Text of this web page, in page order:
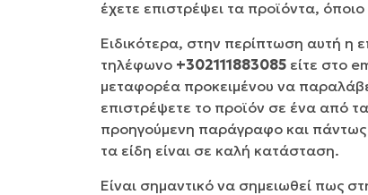
έχετε επιστρέψει τα προϊόντα,
Ειδικότερα, στην περίπτωση αυτή η
τηλέφωνο +302111883085 είτε στο
μεταφορέα προκειμένου να
επιστρέψετε το προϊόν σε ένα από
προηγούμενη παράγραφο και
τα είδη είναι σε καλή κατάσταση.
Είναι σημαντικό να σημειωθεί πως